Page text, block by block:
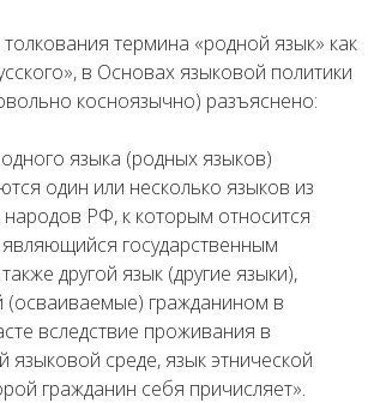
термина «родной язык» как
в Основах языковой политики
косноязычно) разъяснено:
языка (родных языков)
один или несколько языков из
народов РФ, к которым относится
являющийся государственным
другой язык (другие языки),
гражданином в
вследствие проживания в
языковой среде, язык этнической
гражданин себя причисляет».